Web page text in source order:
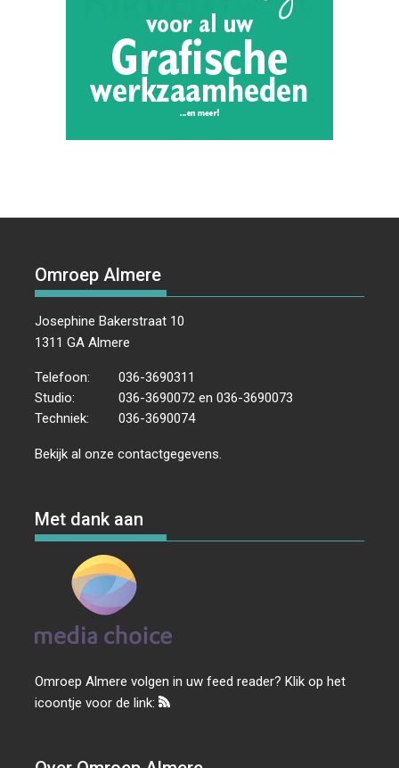
Omroep Almere
Josephine Bakerstraat 10
1311 GA Almere
Telefoon:
036-3690311
Studio:
036-3690072 en 036-3690073
Techniek:
036-3690074
Bekijk al onzecontactgegevens
Met dank aan
Omroep Almere volgen in uw feed reader? Klik op het
icoontje voor de link: